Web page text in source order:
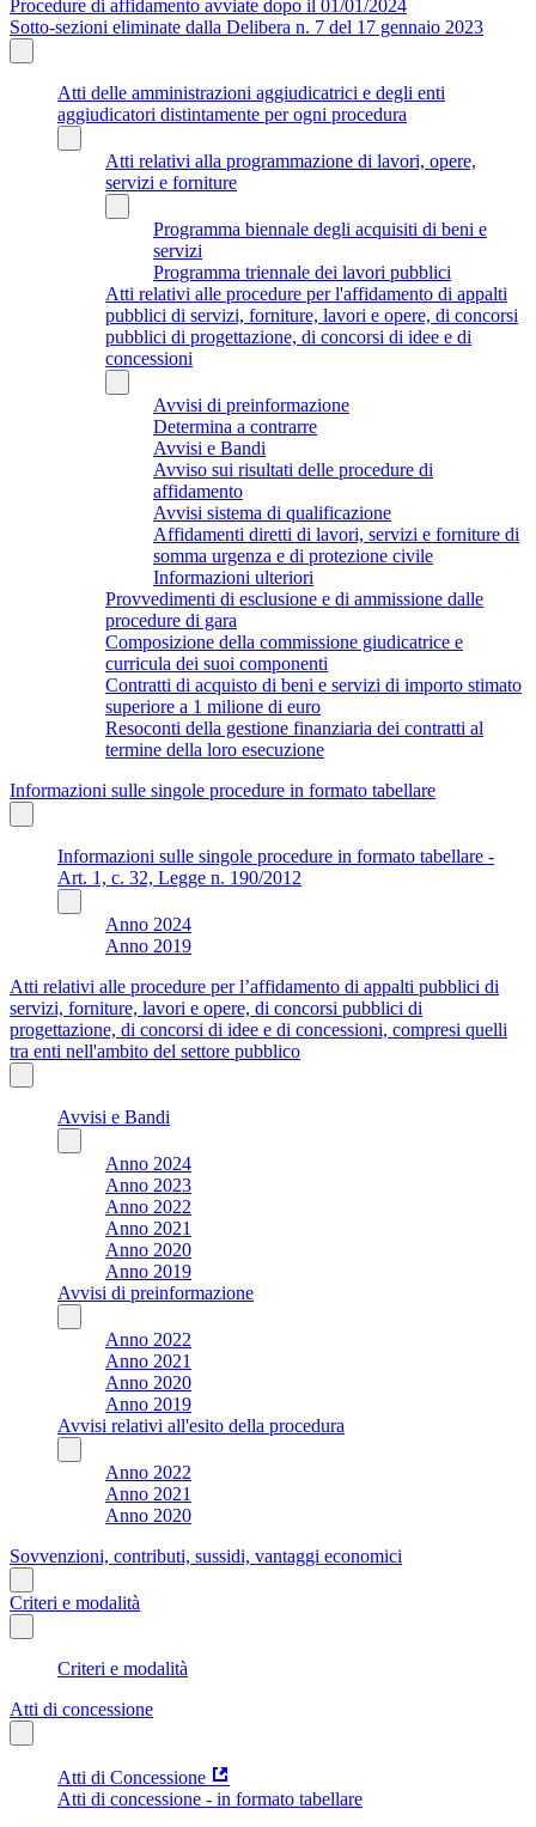
Procedure di affidamento avviate dopo il 01/01/2024
Sotto-sezioni eliminate dalla Delibera n. 7 del 17 gennaio 2023
Atti delle amministrazioni aggiudicatrici e degli enti
aggiudicatori distintamente per ogni procedura
Atti relativi alla programmazione di lavori, opere,
servizi e forniture
Programma biennale degli acquisiti di beni e
servizi
Programma triennale dei lavori pubblici
Atti relativi alle procedure per l'affidamento di appalti
pubblici di servizi, forniture, lavori e opere, di concorsi
pubblici di progettazione, di concorsi di idee e di
concessioni
Avvisi di preinformazione
Determina a contrarre
Avvisi e Bandi
Avviso sui risultati delle procedure di
affidamento
Avvisi sistema di qualificazione
Affidamenti diretti di lavori, servizi e forniture di
somma urgenza e di protezione civile
Informazioni ulteriori
Provvedimenti di esclusione e di ammissione dalle
procedure di gara
Composizione della commissione giudicatrice e
curricula dei suoi componenti
Contratti di acquisto di beni e servizi di importo stimato
superiore a 1 milione di euro
Resoconti della gestione finanziaria dei contratti al
termine della loro esecuzione
Informazioni sulle singole procedure in formato tabellare
Informazioni sulle singole procedure in formato tabellare -
Art. 1, c. 32, Legge n. 190/2012
Anno 2024
Anno 2019
Atti relativi alle procedure per l’affidamento di appalti pubblici di
servizi, forniture, lavori e opere, di concorsi pubblici di
progettazione, di concorsi di idee e di concessioni, compresi quelli
tra enti nell'ambito del settore pubblico
Avvisi e Bandi
Anno 2024
Anno 2023
Anno 2022
Anno 2021
Anno 2020
Anno 2019
Avvisi di preinformazione
Anno 2022
Anno 2021
Anno 2020
Anno 2019
Avvisi relativi all'esito della procedura
Anno 2022
Anno 2021
Anno 2020
Sovvenzioni, contributi, sussidi, vantaggi economici
Criteri e modalità
Criteri e modalità
Atti di concessione
Atti di Concessione
Atti di concessione - in formato tabellare